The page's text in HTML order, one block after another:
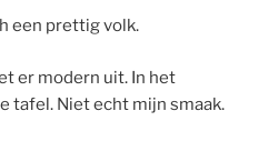
een prettig volk.
er modern uit. In het
tafel. Niet echt mijn smaak.